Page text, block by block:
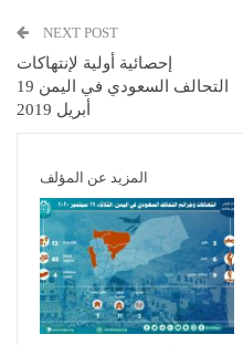
NEXT POST
إحصائية أولية لإنتهاكات
التحالف السعودي في اليمن 19
أبريل 2019
المزيد عن المؤلف